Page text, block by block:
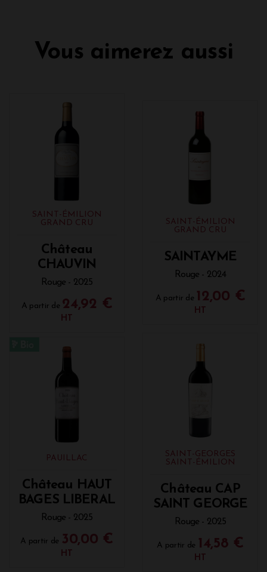
Vous aimerez aussi
SAINT-ÉMILION
GRAND CRU
Château
CHAUVIN
Rouge - 2025
A partir de 24,92 €
HT
SAINT-ÉMILION
GRAND CRU
SAINTAYME
Rouge - 2024
A partir de 12,00 €
HT
PAUILLAC
Château HAUT
BAGES LIBERAL
Rouge - 2025
A partir de 30,00 €
HT
SAINT-GEORGES
SAINT-ÉMILION
Château CAP
SAINT GEORGE
Rouge - 2025
A partir de 14,58 €
HT